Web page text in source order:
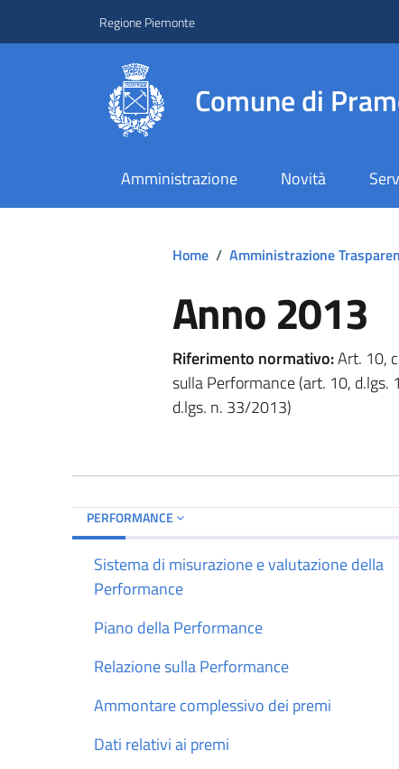
Regione Piemonte
Comune di
Amministrazione Novità
Home / Amministrazione
Anno 2013
Riferimento normativo:Art. 10,
sulla Performance (art. 10, d.lgs.
d.lgs. n. 33/2013)
PERFORMANCE
Sistema di misurazione e valutazione della
Performance
Piano della Performance
Relazione sulla Performance
Ammontare complessivo dei premi
Dati relativi ai premi